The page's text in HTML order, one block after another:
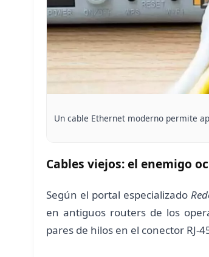
Un cable Ethernet moderno permite
Cables viejos: el enemigo
Según el portal especializado
en antiguos routers de los
pares de hilos en el conector RJ-